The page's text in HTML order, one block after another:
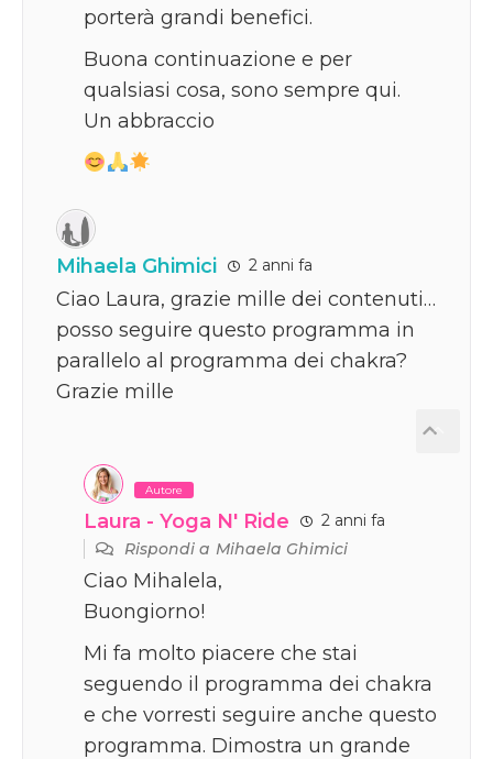
porterà grandi benefici.
Buona continuazione e per
qualsiasi cosa, sono sempre qui.
Un abbraccio
Mihaela Ghimici 2 anni fa
Ciao Laura, grazie mille dei contenuti…
posso seguire questo programma in
parallelo al programma dei chakra?
Grazie mille
Autore
Laura - Yoga N' Ride
2 anni fa
Rispondi aMihaela Ghimici
Ciao Mihalela,
Buongiorno!
Mi fa molto piacere che stai
seguendo il programma dei chakra
e che vorresti seguire anche questo
programma. Dimostra un grande